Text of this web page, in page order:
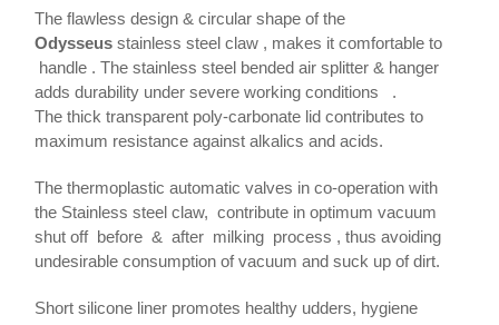
The flawless design & circular shape of the
Odysseusstainless steel claw , makes it comfortable to
handle . The stainless steel bended air splitter & hanger
adds durability under severe working conditions .
The thick transparent poly-carbonate lid contributes to
maximum resistance against alkalics and acids.
The thermoplastic automatic valves in co-operation with
the Stainless steel claw, contribute in optimum vacuum
shut off before & after milking process , thus avoiding
undesirable consumption of vacuum and suck up of dirt.
Short silicone liner promotes healthy udders, hygiene